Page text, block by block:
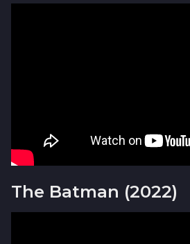
The Batman (2022)